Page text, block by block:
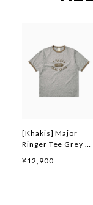
[Khakis] Major
Ringer Tee Grey 正
韓国ファッション 韓
¥12,900